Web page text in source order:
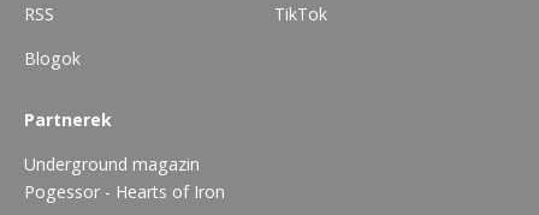
RSS
Blogok
TikTok
Partnerek
Underground magazin
Pogessor - Hearts of Iron